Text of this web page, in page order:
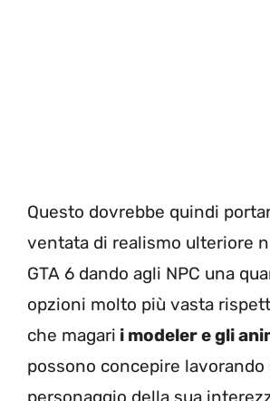
Questo dovrebbe quindi
ventata di realismo ulteriore
GTA 6 dando agli NPC una
opzioni molto più vasta
che magari i modeler e gli
possono concepire lavorando
personaggio della sua